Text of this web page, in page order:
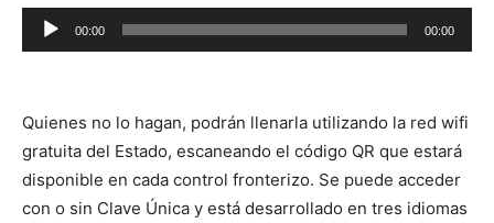
Reproductor
de
00:00 00:00
Quienes no lo hagan, podrán llenarla utilizando la red wifi
gratuita del Estado, escaneando el código QR que estará
disponible en cada control fronterizo. Se puede acceder
con o sin Clave Única y está desarrollado en tres idiomas